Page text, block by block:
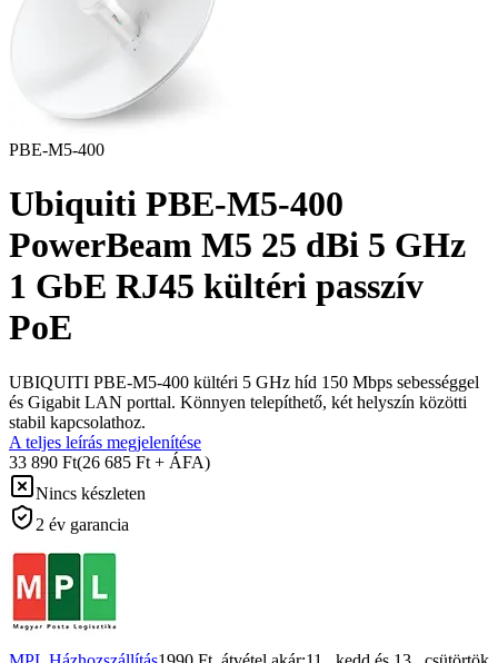
PBE-M5-400
Ubiquiti PBE-M5-400
PowerBeam M5 25 dBi 5 GHz
1 GbE RJ45 kültéri passzív
PoE
UBIQUITI PBE-M5-400 kültéri 5 GHz híd 150 Mbps sebességgel
és Gigabit LAN porttal. Könnyen telepíthető, két helyszín közötti
stabil kapcsolathoz.
A teljes leírás megjelenítése
33 890 Ft(26 685 Ft + ÁFA)
Nincs készleten
2 év garancia